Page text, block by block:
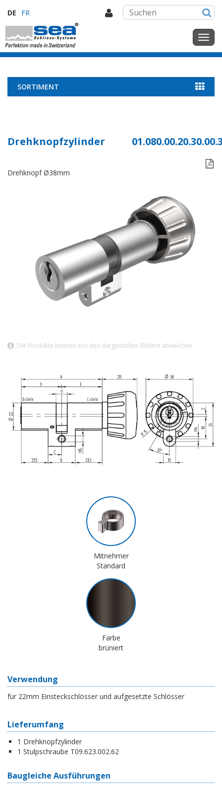
DE FR
SORTIMENT
Drehknopfzylinder

Drehknopf Ø38mm
Die Produkte können von den dargestellten Bildern abweichen
Mitnehmer
Standard
Farbe
brüniert
Verwendung
für 22mm Einsteckschlösser und aufgesetzte Schlösser
Lieferumfang
1 Drehknopfzylinder
1 Stulpschraube T09.623.002.62
Baugleiche Ausführungen